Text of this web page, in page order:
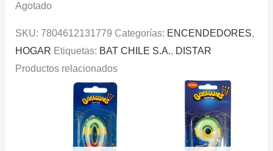
Agotado
SKU: 7804612131779 Categorías: ENCENDEDORES,
HOGAR Etiquetas: BAT CHILE S.A., DISTAR
Productos relacionados